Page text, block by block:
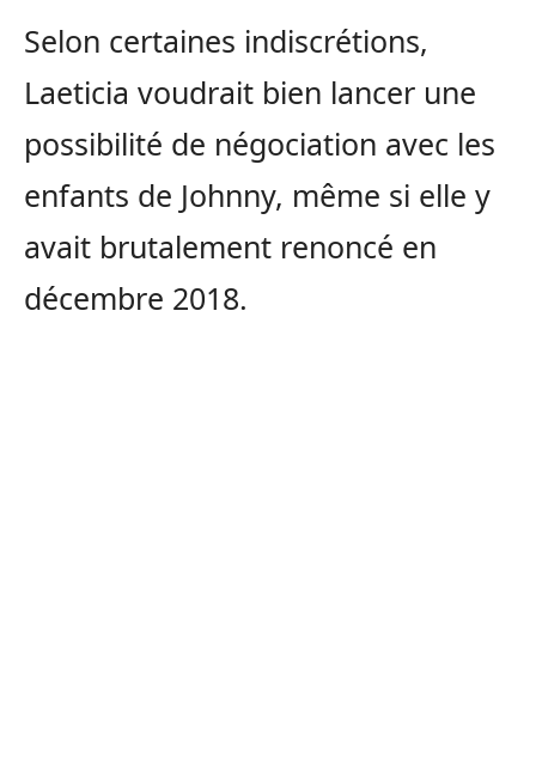
Selon certaines indiscrétions,
Laeticia voudrait bien lancer une
possibilité de négociation avec les
enfants de Johnny, même si elle y
avait brutalement renoncé en
décembre 2018.